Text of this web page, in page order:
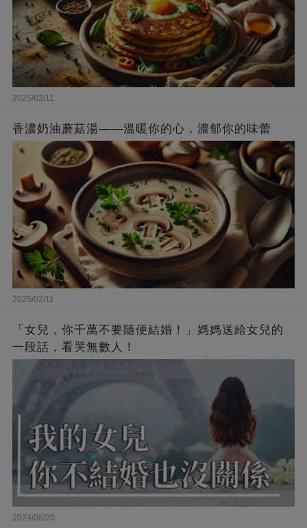
2025/02/11
香濃奶油蘑菇湯——溫暖你的心，濃郁你的味蕾
2025/02/11
「女兒，你千萬不要隨便結婚！」媽媽送給女兒的
一段話，看哭無數人！
2024/08/20